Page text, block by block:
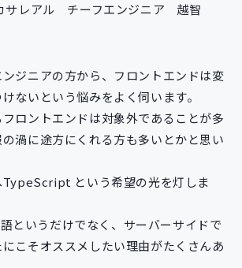
サレアル チーフエンジニア 越智
ジニアの方から、フロントエンドは変
ないという悩みをよく伺います。
ロントエンドは対象外であることが多
渦に途方にくれる方も多いとかと思い
TypeScript という希望の光を灯しま
というだけでなく、サーバーサイドで
こそオススメしたい理由がたくさんあ